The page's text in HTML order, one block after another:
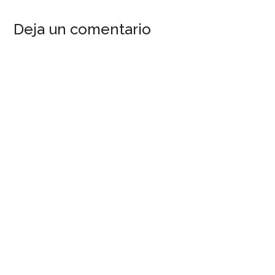
Interacciones
Deja un comentario